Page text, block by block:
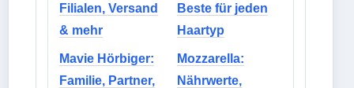
Filialen, Versand
& mehr
Beste für jeden
Haartyp
Mavie Hörbiger:
Familie, Partner,
Mozzarella:
Nährwerte,